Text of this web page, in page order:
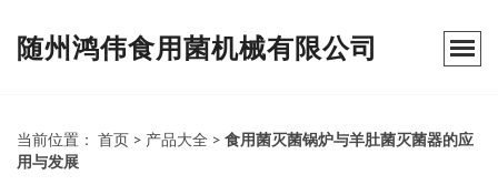
随州鸿伟食用菌机械有限公司
当前位置： 首页 > 产品大全 > 食用菌灭菌锅炉与羊肚菌灭菌器的应
用与发展